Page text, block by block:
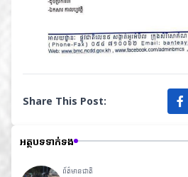
Share This Post:
អត្ថបទទាក់ទង
ព័ត៌មានជាតិ